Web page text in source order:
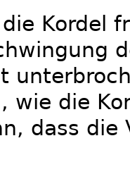
die Kordel
wie die
dass